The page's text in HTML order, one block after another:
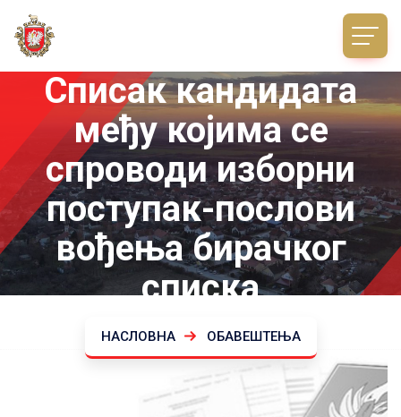
Списак кандидата
међу којима се
спроводи изборни
поступак-послови
вођења бирачког
списка
НАСЛОВНА ОБАВЕШТЕЊА